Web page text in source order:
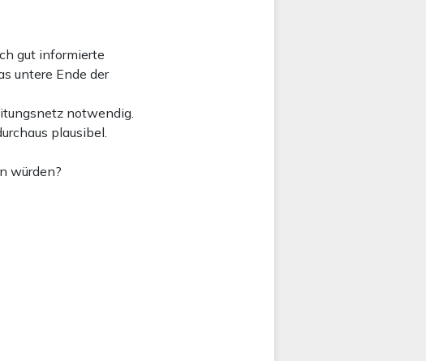
gut informierte
untere Ende der
notwendig.
plausibel.
würden?